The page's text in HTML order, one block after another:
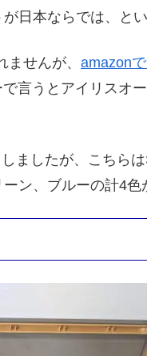
日本ならでは、と
せんが、 amazon
言うとアイリスオ
ましたが、こちら
ン、ブルーの計4色